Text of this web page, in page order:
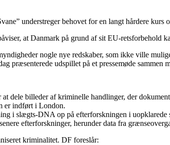
understreger behovet for en langt hårdere kurs
at Danmark på grund af sit EU-retsforbehold
nogle nye redskaber, som ikke ville
præsenterede udspillet på et pressemøde sammen
dele billeder af kriminelle handlinger, der
er indført i London.
i slægts-DNA op på efterforskningen i
efterforskninger, herunder data fra
kriminalitet. DF foreslår: